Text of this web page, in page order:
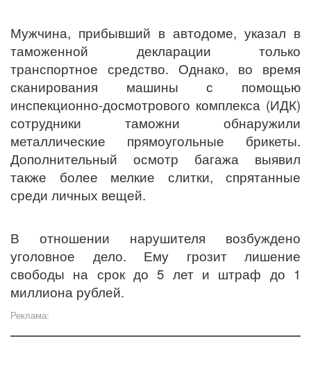
Мужчина, прибывший в автодоме, указал в
таможенной декларации только
транспортное средство. Однако, во время
сканирования машины с помощью
инспекционно-досмотрового комплекса (ИДК)
сотрудники таможни обнаружили
металлические прямоугольные брикеты.
Дополнительный осмотр багажа выявил
также более мелкие слитки, спрятанные
среди личных вещей.
В отношении нарушителя возбуждено
уголовное дело. Ему грозит лишение
свободы на срок до 5 лет и штраф до 1
миллиона рублей.
Реклама: